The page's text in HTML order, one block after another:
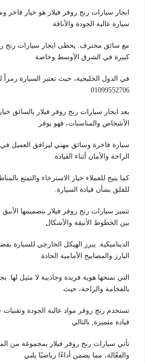
ايجار سيارات رنج روفر فيلار هو خيار فاخر
سيارة عالية الجودة والأناقة
مع سائق محترف. يحظى ايجار سيارات رنج
كبيرة في الشرق الأوسط وخاصة
في الدول الخليجية، حيث تعتبر السيارة رمزاً
01099552706
يعد ايجار سيارات رنج روفر فيلار بالسائق
الأشخاص والمناسبات، فهو يوفر
سيارة فاخرة وسائق مهني ليرافق العميل في
الراحة والأمان أثناء القيادة.
كما يتيح للعملاء خيار الاسترخاء والتمتع
للقلق بشأن قيادة السيارة.
تتميز سيارات رنج روفر فيلار بتصميمها
بين الخطوط الأنيقة والأشكال
الديناميكية. يبرز الهيكل الخارجي للسيارة
البارز والمصابيح الأمامية الحادة
التي تمنحها هوية فريدة وجاذبية لا مثيل لها.
بالفخامة والراحة، حيث
تستخدم رنج روفر مواد عالية الجودة
قيادة متميزة, بالتالي
تأتي سيارات رنج روفر فيلار بمجموعة من
والفعّالة، مما يضمن أداءًا رياضيًا يلبي